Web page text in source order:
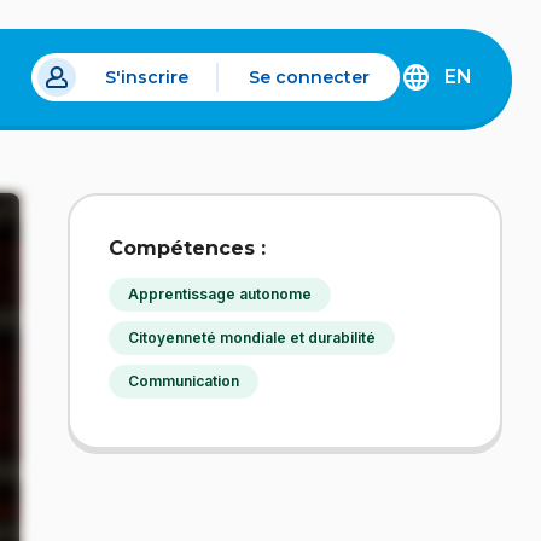
nouvel onglet.
S'inscrire Se connecter
DISCOVER
EN
Compétences :
Apprentissage autonome
Citoyenneté mondiale et durabilité
Communication